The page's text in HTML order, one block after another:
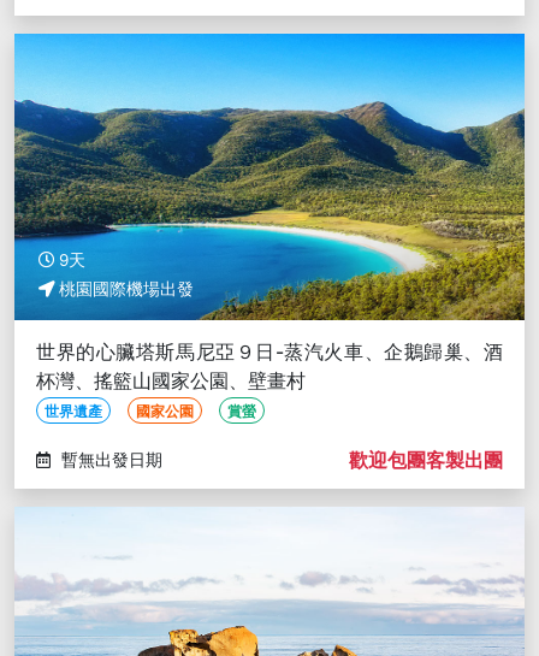
10/24
9天
桃園國際機場出發
世界的心臟塔斯馬尼亞９日-蒸汽火車、企鵝歸巢、酒
杯灣、搖籃山國家公園、壁畫村
世界遺產 國家公園 賞螢
暫無出發日期 歡迎包團客製出團